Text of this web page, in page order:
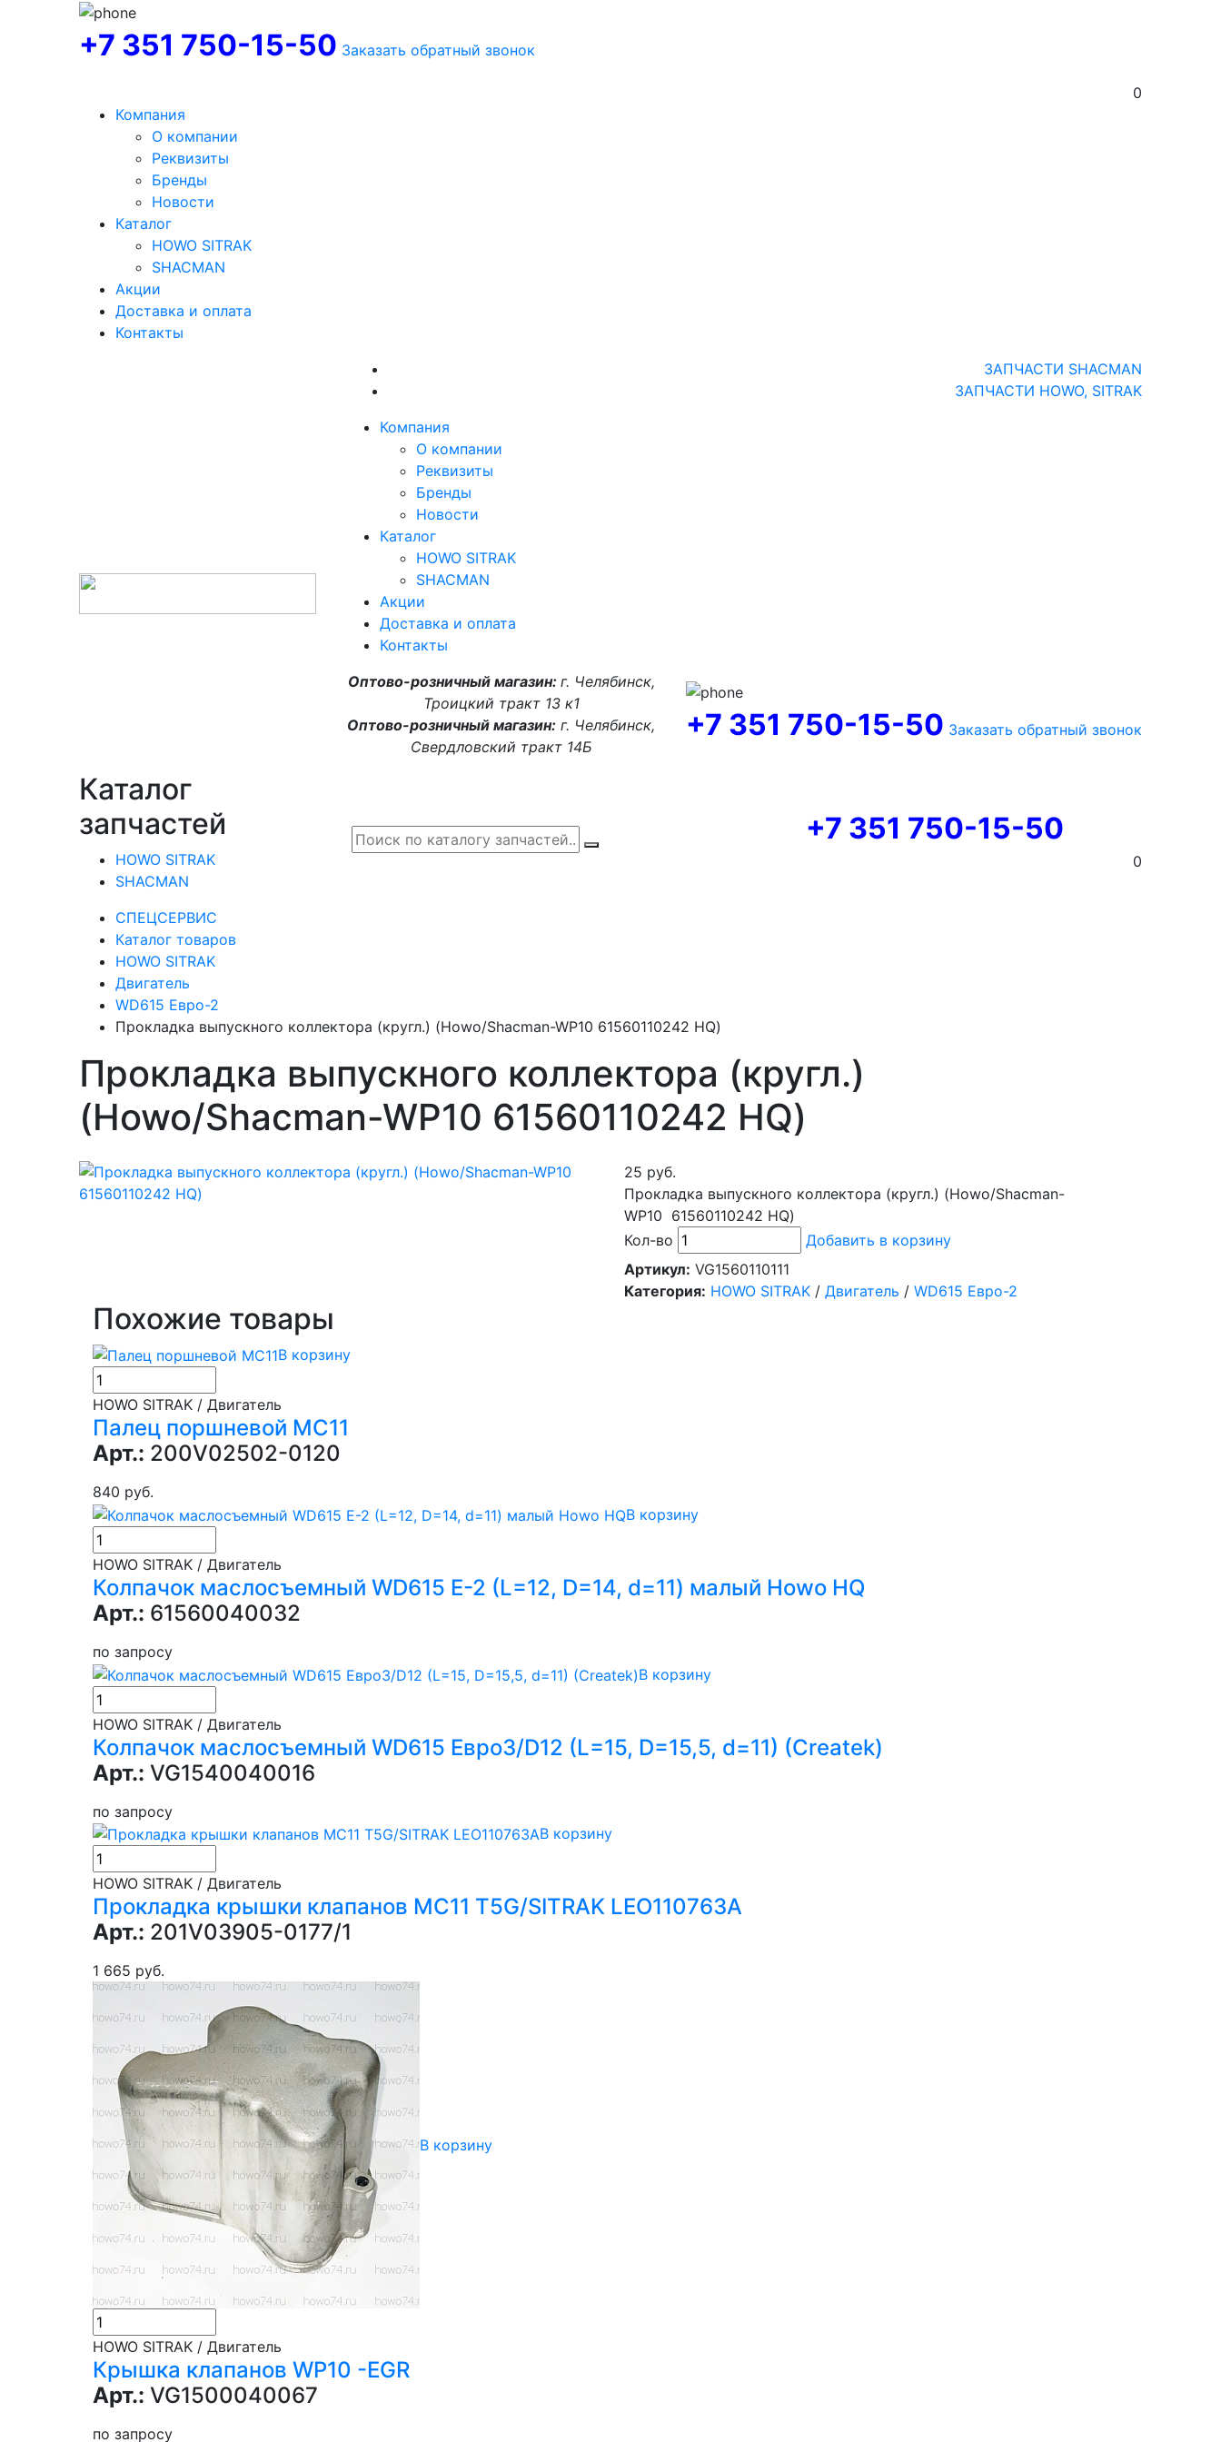
+7 351 750-15-50 Заказать обратный звонок
0
Компания
О компании
Реквизиты
Бренды
Новости
Каталог
HOWO SITRAK
SHACMAN
Акции
Доставка и оплата
Контакты
ЗАПЧАСТИ SHACMAN
ЗАПЧАСТИ HOWO, SITRAK
Компания
О компании
Реквизиты
Бренды
Новости
Каталог
HOWO SITRAK
SHACMAN
Акции
Доставка и оплата
Контакты
Оптово-розничный магазин: г. Челябинск,
Троицкий тракт 13 к1
Оптово-розничный магазин: г. Челябинск,
Свердловский тракт 14Б
+7 351 750-15-50 Заказать обратный звонок
Каталог
запчастей
HOWO SITRAK
SHACMAN
+7 351 750-15-50
0
СПЕЦСЕРВИС
Каталог товаров
HOWO SITRAK
Двигатель
WD615 Евро-2
Прокладка выпускного коллектора (кругл.) (Howo/Shacman-WP10 61560110242 HQ)
Прокладка выпускного коллектора (кругл.)
(Howo/Shacman-WP10 61560110242 HQ)
25 руб.
Прокладка выпускного коллектора (кругл.) (Howo/Shacman-
WP10 61560110242 HQ)
Кол-во
Добавить в корзину
Артикул: VG1560110111
Категория: HOWO SITRAK / Двигатель / WD615 Евро-2
Похожие товары
В корзину
HOWO SITRAK / Двигатель
Палец поршневой MC11
Арт.: 200V02502-0120
840 руб.
В корзину
HOWO SITRAK / Двигатель
Колпачок маслосъемный WD615 Е-2 (L=12, D=14, d=11) малый Howo HQ
Арт.: 61560040032
по запросу
В корзину
HOWO SITRAK / Двигатель
Колпачок маслосъемный WD615 Евро3/D12 (L=15, D=15,5, d=11) (Createk)
Арт.: VG1540040016
по запросу
В корзину
HOWO SITRAK / Двигатель
Прокладка крышки клапанов MC11 T5G/SITRAK LEO110763A
Арт.: 201V03905-0177/1
1 665 руб.
В корзину
HOWO SITRAK / Двигатель
Крышка клапанов WP10 -EGR
Арт.: VG1500040067
по запросу